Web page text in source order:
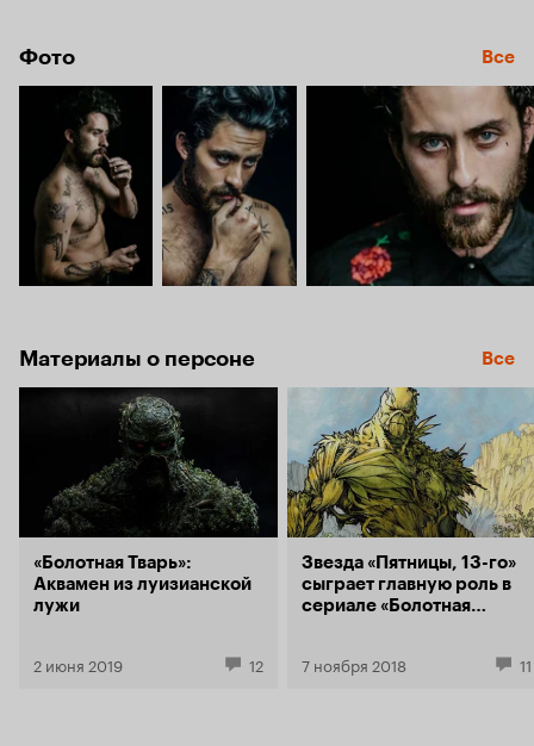
Фото Все
Материалы о персоне Все
«Болотная Тварь»:
Аквамен из луизианской
лужи
2 июня 2019 12
Звезда «Пятницы, 13-го»
сыграет главную роль в
сериале «Болотная
7 ноября 2018 11